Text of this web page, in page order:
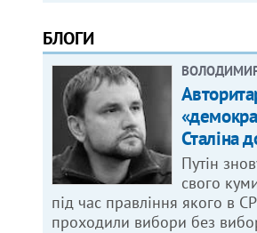
БЛОГИ
Сталіна
Путін
свого
під час правління якого в
проходили вибори без